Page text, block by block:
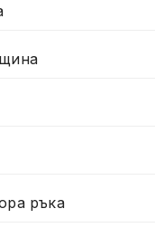
ръка